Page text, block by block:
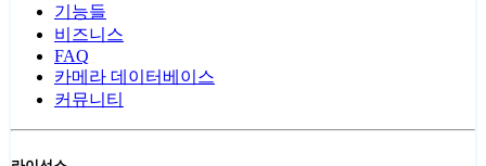
기능들
비즈니스
FAQ
카메라 데이터베이스
커뮤니티